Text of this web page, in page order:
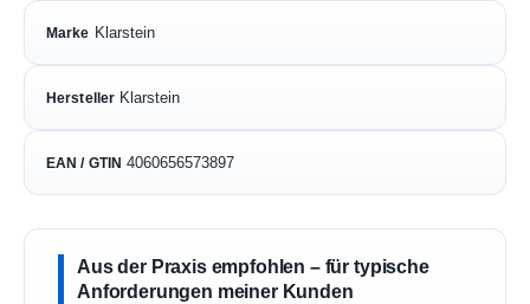
Marke Klarstein
Hersteller Klarstein
EAN / GTIN 4060656573897
Aus der Praxis empfohlen – für typische
Anforderungen meiner Kunden